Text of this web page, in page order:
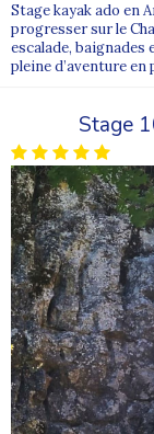
Stage kayak ado en
progresser sur le
escalade,
pleine d’aventure en
Stage